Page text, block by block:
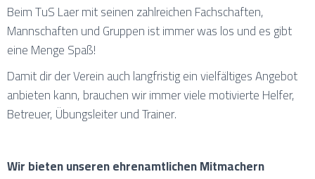
Beim TuS Laer mit seinen zahlreichen Fachschaften,
Mannschaften und Gruppen ist immer was los und es gibt
eine Menge Spaß!
Damit dir der Verein auch langfristig ein vielfältiges Angebot
anbieten kann, brauchen wir immer viele motivierte Helfer,
Betreuer, Übungsleiter und Trainer.
Wir bieten unseren ehrenamtlichen Mitmachern